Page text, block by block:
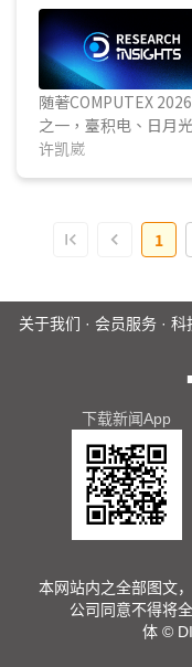
CPO仍为數據中心长
软(Microsoft)公开支
产，换言之，XPO可
商机成长时程。...
随著COMPUTEX
之一，臺积电、日月
同封装方案，从矽光
场对CPO的乐观预期
成两条时程来看，用
期，真正比较可能延
许凯崴
1
关于我们 · 会员服务· 科
下载新闻App
本网站内之全部图文
公司同意不得将
体 ©